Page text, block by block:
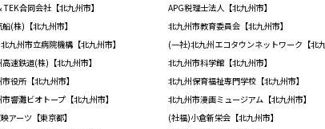
TEK合同会社【北九州市】 APG税理士法人【北九州市】
(株)【北九州市】 北九州市教育委員会【北九州市】
九州市立病院機構【北九州市】
速鉄道(株)【北九州市】 北九州市科学館【北九州市】
役所【北九州市】 北九州保育福祉専門学校【北九州市】
響灘ビオトープ【北九州市】 北九州市漫画ミュージアム【北九州市】
アーツ【東京都】 (社福)小倉新栄会【北九州市】